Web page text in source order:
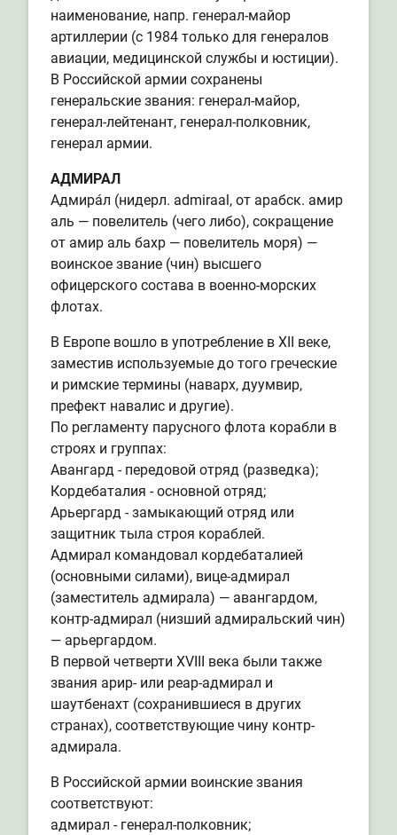
наименование, напр. генерал-майор
артиллерии (с 1984 только для генералов
авиации, медицинской службы и юстиции).
В Российской армии сохранены
генеральские звания: генерал-майор,
генерал-лейтенант, генерал-полковник,
генерал армии.
АДМИРАЛ
Адмира́л (нидерл. admiraal, от арабск. амир
аль — повелитель (чего либо), сокращение
от амир аль бахр — повелитель моря) —
воинское звание (чин) высшего
офицерского состава в военно-морских
флотах.
В Европе вошло в употребление в XII веке,
заместив используемые до того греческие
и римские термины (наварх, дуумвир,
префект навалис и другие).
По регламенту парусного флота корабли в
строях и группах:
Авангард - передовой отряд (разведка);
Кордебаталия - основной отряд;
Арьергард - замыкающий отряд или
защитник тыла строя кораблей.
Адмирал командовал кордебаталией
(основными силами), вице-адмирал
(заместитель адмирала) — авангардом,
контр-адмирал (низший адмиральский чин)
— арьергардом.
В первой четверти XVIII века были также
звания арир- или реар-адмирал и
шаутбенахт (сохранившиеся в других
странах), соответствующие чину контр-
адмирала.
В Российской армии воинские звания
соответствуют:
адмирал - генерал-полковник;